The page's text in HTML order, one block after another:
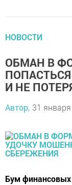
НОВОСТИ
ОБМАН В
И НЕ
Автор, 31
Бум